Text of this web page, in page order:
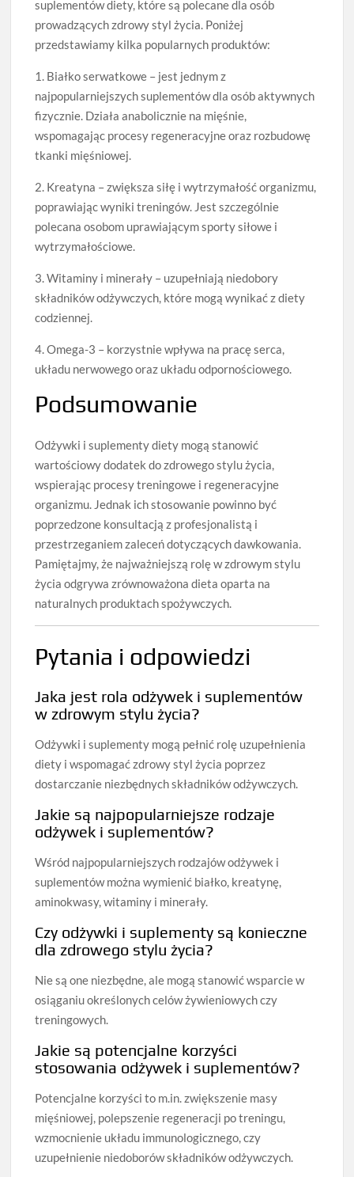
suplementów diety, które są polecane dla osób
prowadzących zdrowy styl życia. Poniżej
przedstawiamy kilka popularnych produktów:
1. Białko serwatkowe – jest jednym z
najpopularniejszych suplementów dla osób aktywnych
fizycznie. Działa anabolicznie na mięśnie,
wspomagając procesy regeneracyjne oraz rozbudowę
tkanki mięśniowej.
2. Kreatyna – zwiększa siłę i wytrzymałość organizmu,
poprawiając wyniki treningów. Jest szczególnie
polecana osobom uprawiającym sporty siłowe i
wytrzymałościowe.
3. Witaminy i minerały – uzupełniają niedobory
składników odżywczych, które mogą wynikać z diety
codziennej.
4. Omega-3 – korzystnie wpływa na pracę serca,
układu nerwowego oraz układu odpornościowego.
Podsumowanie
Odżywki i suplementy diety mogą stanowić
wartościowy dodatek do zdrowego stylu życia,
wspierając procesy treningowe i regeneracyjne
organizmu. Jednak ich stosowanie powinno być
poprzedzone konsultacją z profesjonalistą i
przestrzeganiem zaleceń dotyczących dawkowania.
Pamiętajmy, że najważniejszą rolę w zdrowym stylu
życia odgrywa zrównoważona dieta oparta na
naturalnych produktach spożywczych.
Pytania i odpowiedzi
Jaka jest rola odżywek i suplementów
w zdrowym stylu życia?
Odżywki i suplementy mogą pełnić rolę uzupełnienia
diety i wspomagać zdrowy styl życia poprzez
dostarczanie niezbędnych składników odżywczych.
Jakie są najpopularniejsze rodzaje
odżywek i suplementów?
Wśród najpopularniejszych rodzajów odżywek i
suplementów można wymienić białko, kreatynę,
aminokwasy, witaminy i minerały.
Czy odżywki i suplementy są konieczne
dla zdrowego stylu życia?
Nie są one niezbędne, ale mogą stanowić wsparcie w
osiąganiu określonych celów żywieniowych czy
treningowych.
Jakie są potencjalne korzyści
stosowania odżywek i suplementów?
Potencjalne korzyści to m.in. zwiększenie masy
mięśniowej, polepszenie regeneracji po treningu,
wzmocnienie układu immunologicznego, czy
uzupełnienie niedoborów składników odżywczych.